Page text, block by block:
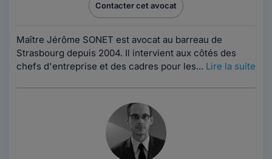
Contacter cet avocat
Maître Jérôme SONET est avocat au barreau de
Strasbourg depuis 2004. Il intervient aux côtés des
chefs d'entreprise et des cadres pour les... Lire la suite